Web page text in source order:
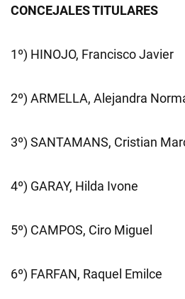
CONCEJALES TITULARES
1º) HINOJO, Francisco Javier
2º) ARMELLA, Alejandra
3º) SANTAMANS, Cristian
4º) GARAY, Hilda Ivone
5º) CAMPOS, Ciro Miguel
6º) FARFAN, Raquel Emilce